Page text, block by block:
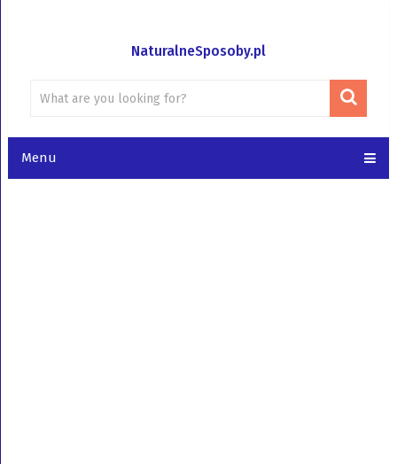
NaturalneSposoby.pl
Menu